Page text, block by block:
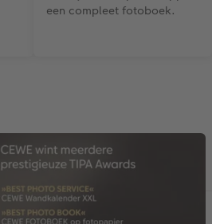
een compleet fotoboek.